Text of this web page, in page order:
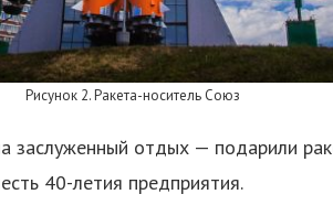
Рисунок 2. Ракета-носитель Союз
заслуженный отдых — подарили
40-летия предприятия.